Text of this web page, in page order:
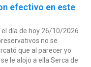
efectivo en este
día de hoy 26/10/2026
no se
que al parecer yo
le alojo a ella Serca de